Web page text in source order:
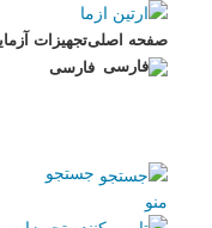
صفحه اصلیتجهیزات
فارسی
جستجو
منو